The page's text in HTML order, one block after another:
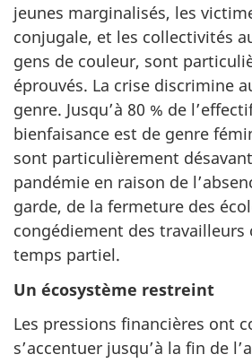
jeunes marginalisés, les
conjugale, et les collectivités
gens de couleur, sont
éprouvés. La crise discrimine
genre. Jusqu’à 80 % de
bienfaisance est de genre
sont particulièrement
pandémie en raison de
garde, de la fermeture des
congédiement des travailleurs
temps partiel.
Un écosystème restreint
Les pressions financières ont
s’accentuer jusqu’à la fin de